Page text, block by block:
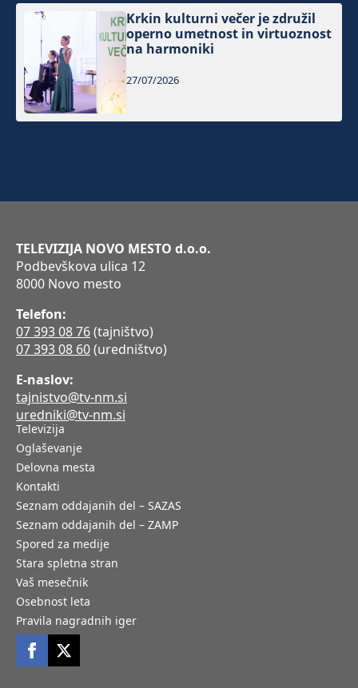
Krkin kulturni večer je združil
operno umetnost in virtuoznost
na harmoniki
27/07/2026
TELEVIZIJA NOVO MESTO d.o.o.
Podbevškova ulica 12
8000 Novo mesto
Telefon:
07 393 08 76(tajništvo)
07 393 08 60(uredništvo)
E-naslov:
tajnistvo@tv-nm.si
uredniki@tv-nm.si
Televizija
Oglaševanje
Delovna mesta
Kontakti
Seznam oddajanih del – SAZAS
Seznam oddajanih del – ZAMP
Spored za medije
Stara spletna stran
Vaš mesečnik
Osebnost leta
Pravila nagradnih iger